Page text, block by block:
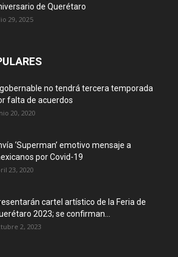
de Querétaro
29, 2025
no tendrá tercera temporada
falta de acuerdos
20, 2020
‘Superman’ emotivo mensaje a
por Covid-19
23, 2020
cartel artístico de la Feria de
2023; se confirman...
2, 2023